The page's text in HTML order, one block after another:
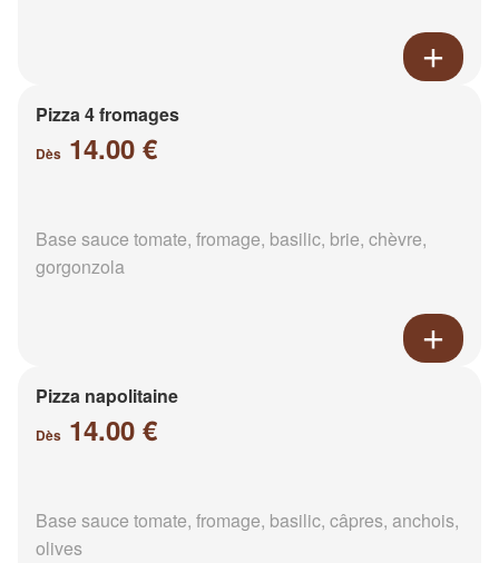
Pizza 4 fromages
Dès 14.00 €
Base sauce tomate, fromage, basilic, brie, chèvre,
gorgonzola
Pizza napolitaine
Dès 14.00 €
Base sauce tomate, fromage, basilic, câpres, anchois,
olives